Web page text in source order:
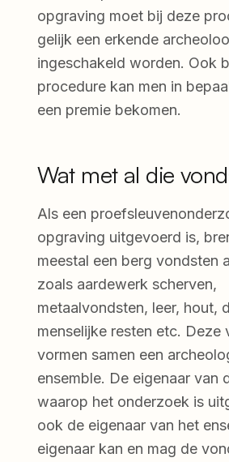
opgraving moet bij deze
gelijk een erkende
ingeschakeld worden. Ook
procedure kan men in
een premie bekomen.
Wat met al die
Als een
opgraving uitgevoerd is,
meestal een berg vondsten
zoals aardewerk scherven,
metaalvondsten, leer, hout,
menselijke resten etc. Deze
vormen samen een
ensemble. De eigenaar van
waarop het onderzoek is
ook de eigenaar van het
eigenaar kan en mag de